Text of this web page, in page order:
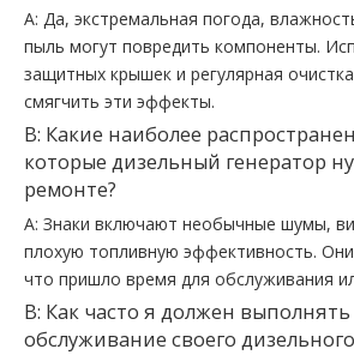
A: Да, экстремальная погода,
пыль могут повредить компоненты.
защитных крышек и регулярная
смягчить эти эффекты.
В: Какие наиболее
которые дизельный генератор
ремонте?
A: Знаки включают необычные шумы,
плохую топливную эффективность.
что пришло время для обслуживания
В: Как часто я должен
обслуживание своего